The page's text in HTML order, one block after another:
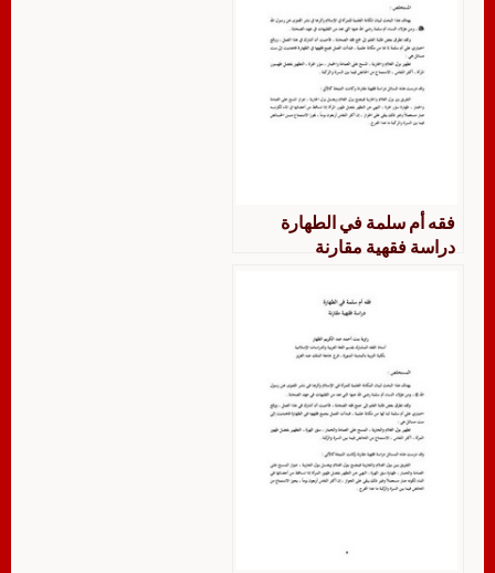
فقه أم سلمة في الطهارة
دراسة فقهية مقارنة